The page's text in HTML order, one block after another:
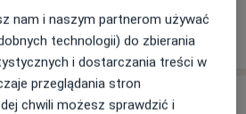
Pokaż więcejo doświadczeniu
nam i naszym partnerom używać
technologii) do zbierania
i dostarczania treści w
przeglądania stron
chwili możesz sprawdzić i